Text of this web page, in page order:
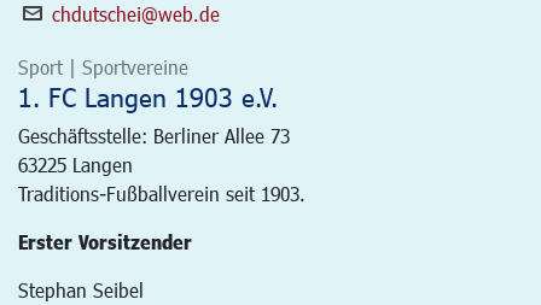
chdutschei@web.de
Sport | Sportvereine
1. FC Langen 1903 e.V.
Geschäftsstelle: Berliner Allee 73
63225 Langen
Traditions-Fußballverein seit 1903.
Erster Vorsitzender
Stephan Seibel